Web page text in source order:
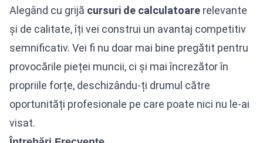
Alegând cu grijă cursuri de calculatoare relevante
și de calitate, îți vei construi un avantaj competitiv
semnificativ. Vei fi nu doar mai bine pregătit pentru
provocările pieței muncii, ci și mai încrezător în
propriile forțe, deschizându-ți drumul către
oportunități profesionale pe care poate nici nu le-ai
visat.